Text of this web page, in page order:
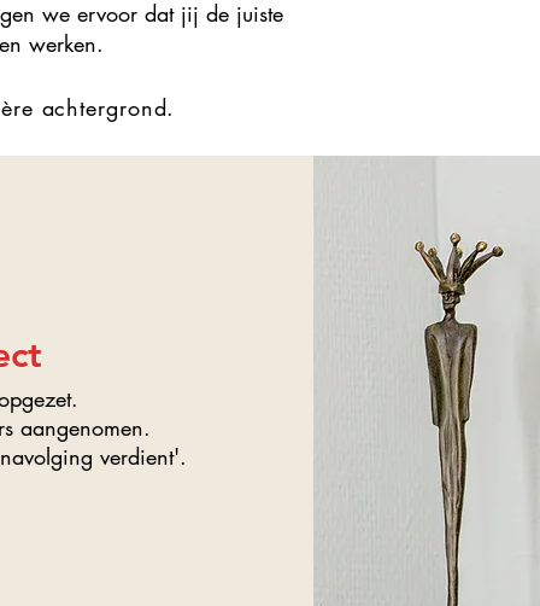
we ervoor dat jij de juiste
werken.
achtergrond.
aangenomen.
verdient'.